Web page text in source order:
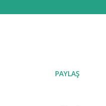
PAYLAŞ